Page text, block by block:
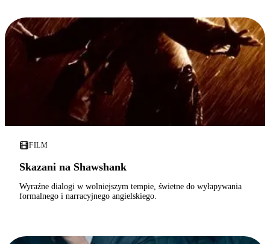
FILM
Skazani na Shawshank
Wyraźne dialogi w wolniejszym tempie, świetne do wyłapywania
formalnego i narracyjnego angielskiego.